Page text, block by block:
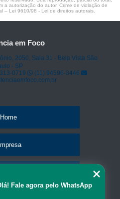
a autorização do autor. Crime de violação de
– Lei 9610/98 - Lei de direitos autorais
em Foco
2050, Sala 31 - Bela Vista São
- SP
0719
(11) 94596-3446
Home
Fale agora pelo WhatsApp